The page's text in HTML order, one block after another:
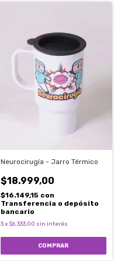
Neurocirugía - Jarro Térmico
$18.999,00
$16.149,15 con
Transferencia o depósito
bancario
3 x $6.333,00 sin interés